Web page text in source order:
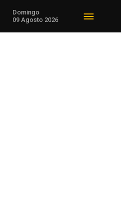
Domingo
09 Agosto 2026